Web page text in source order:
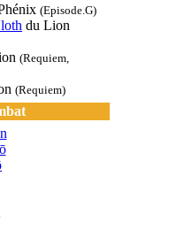
(Episode.G)
du Lion
(Requiem,
(Requiem)